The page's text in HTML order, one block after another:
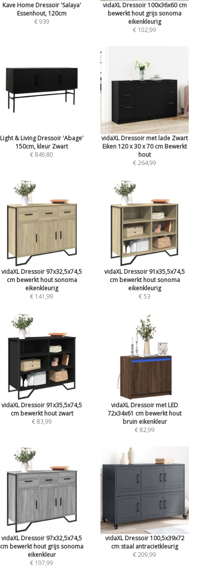
Kave Home Dressoir 'Salaya'
Essenhout, 120cm
€ 939
vidaXL Dressoir 100x36x60 cm
bewerkt hout grijs sonoma
eikenkleurig
€ 102,99
Light & Living Dressoir 'Abage'
150cm, kleur Zwart
€ 849,80
vidaXL Dressoir met lade Zwart
Eiken 120 x 30 x 70 cm Bewerkt
hout
€ 264,99
vidaXL Dressoir 97x32,5x74,5
cm bewerkt hout sonoma
eikenkleurig
€ 141,99
vidaXL Dressoir 91x35,5x74,5
cm bewerkt hout sonoma
eikenkleurig
€ 53
vidaXL Dressoir 91x35,5x74,5
cm bewerkt hout zwart
€ 83,99
vidaXL Dressoir met LED
72x34x61 cm bewerkt hout
bruin eikenkleur
€ 82,99
vidaXL Dressoir 97x32,5x74,5
cm bewerkt hout grijs sonoma
eikenkleur
€ 197,99
vidaXL Dressoir 100,5x39x72
cm staal antracietkleurig
€ 209,99